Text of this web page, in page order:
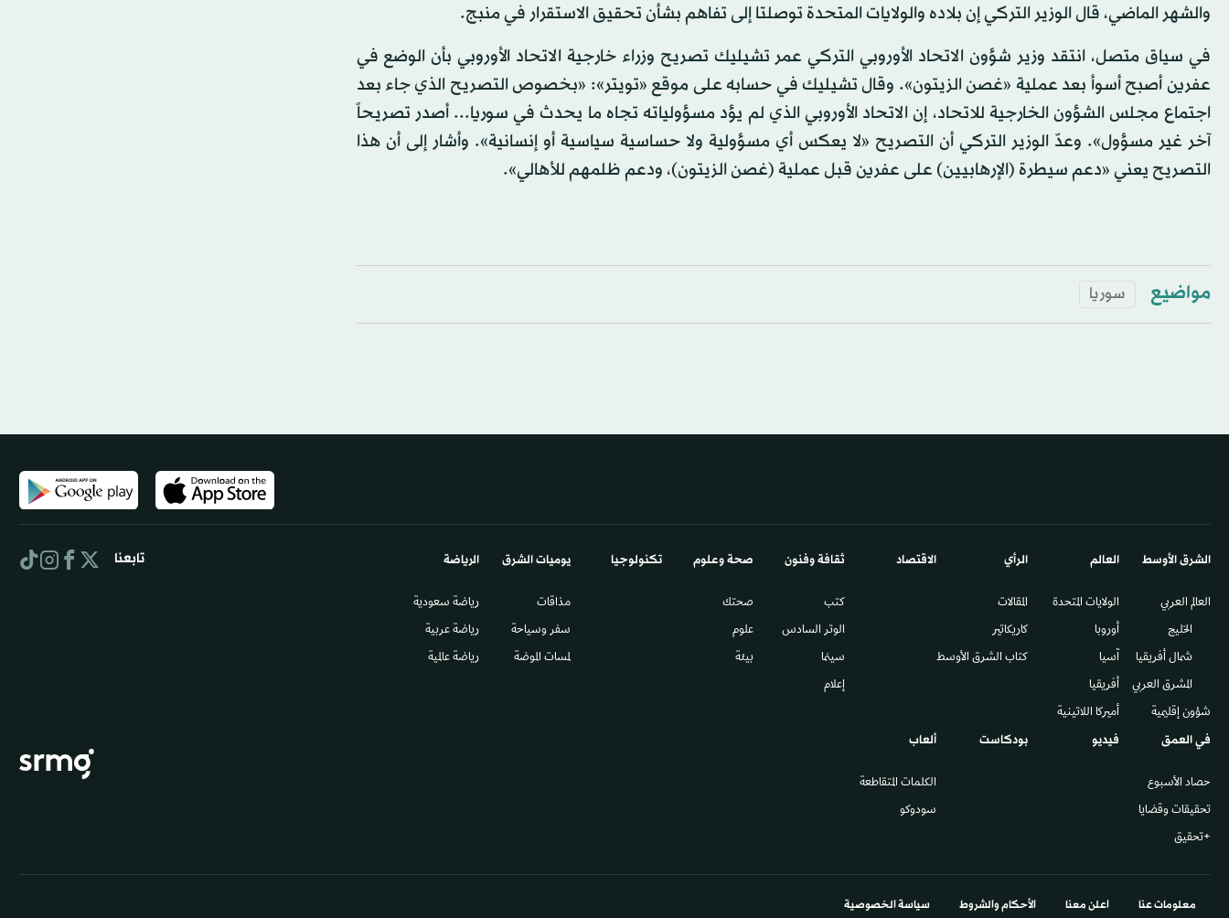
والشهر الماضي، قال الوزير التركي إن بلاده والولايات المتحدة توصلتا إلى تفاهم بشأن تحقيق الاستقرار في منبج.
في سياق متصل، انتقد وزير شؤون الاتحاد الأوروبي التركي عمر تشيليك تصريح وزراء خارجية الاتحاد الأوروبي بأن الوضع في
عفرين أصبح أسوأ بعد عملية «غصن الزيتون». وقال تشيليك في حسابه على موقع «تويتر»: «بخصوص التصريح الذي جاء بعد
اجتماع مجلس الشؤون الخارجية للاتحاد، إن الاتحاد الأوروبي الذي لم يؤد مسؤولياته تجاه ما يحدث في سوريا... أصدر تصريحاً
آخر غير مسؤول». وعدّ الوزير التركي أن التصريح «لا يعكس أي مسؤولية ولا حساسية سياسية أو إنسانية». وأشار إلى أن هذا
التصريح يعني «دعم سيطرة (الإرهابيين) على عفرين قبل عملية (غصن الزيتون)، ودعم ظلمهم للأهالي».
مواضيع سوريا
الشرق الأوسط​
العالم العربي
الخليج
شمال أفريقيا
المشرق العربي
شؤون إقليمية
العالم
الولايات المتحدة
أوروبا
آسيا
أفريقيا
أميركا اللاتينية
الرأي
المقالات
كاريكاتير
كتاب الشرق الأوسط
الاقتصاد ثقافة وفنون
كتب
الوتر السادس​
سينما
إعلام
صحة وعلوم
صحتك
علوم
بيئة
تكنولوجيا يوميات الشرق​
مذاقات
سفر وسياحة
لمسات الموضة
الرياضة
رياضة سعودية
رياضة عربية
رياضة عالمية
في العمق
حصاد الأسبوع
تحقيقات وقضايا
+تحقيق
فيديو بودكاست ألعاب
الكلمات المتقاطعة
سودوكو
تابعنا
معلومات عنا اعلن معنا الأحكام والشروط سياسة الخصوصية